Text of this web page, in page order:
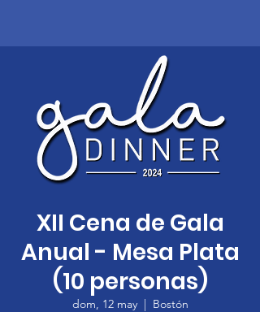
XII Cena de Gala
Anual - Mesa Plata
(10 personas)
dom, 12 may
  |
Bostón